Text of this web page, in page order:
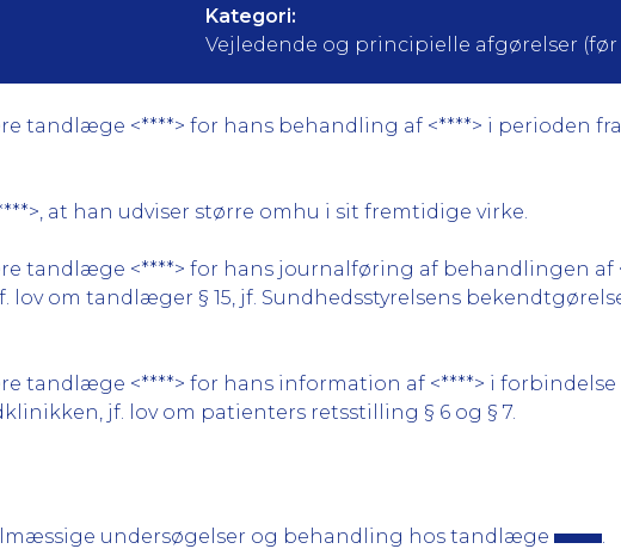
Kategori:
Vejledende og principielle afgørelser (før
<****> for hans behandling af <****> i perioden fra
at han udviser større omhu i sit fremtidige virke.
tandlæge <****> for hans journalføring af behandlingen af
lov om tandlæger § 15, jf. Sundhedsstyrelsens
tandlæge <****> for hans information af <****> i forbindelse
jf. lov om patienters retsstilling § 6 og § 7.
undersøgelser og behandling hos tandlæge .